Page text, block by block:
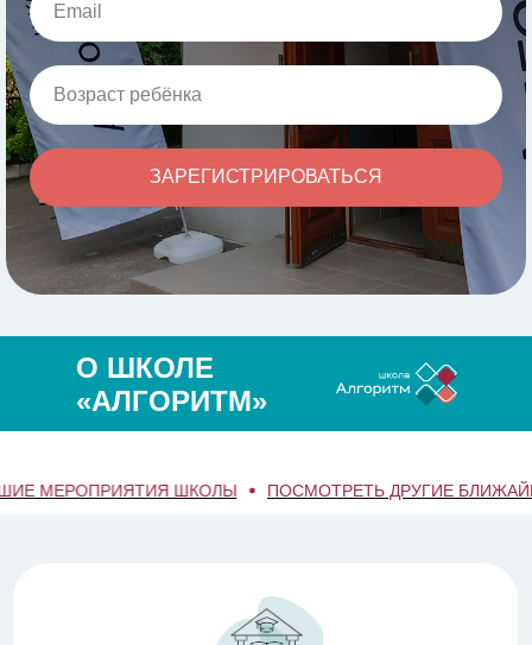
ЗАРЕГИСТРИРОВАТЬСЯ
О ШКОЛЕ
«АЛГОРИТМ»
ШКОЛЫ ПОСМОТРЕТЬ ДРУГИЕ БЛИЖАЙШИЕ